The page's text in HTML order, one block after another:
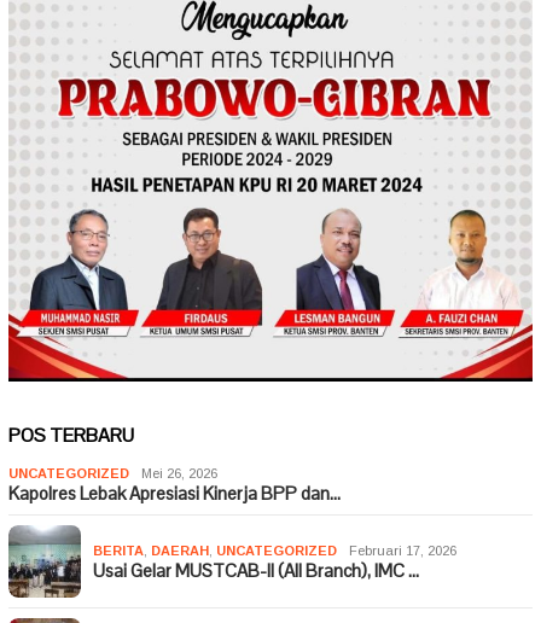
POS TERBARU
UNCATEGORIZED Mei 26, 2026
Kapolres Lebak Apresiasi Kinerja BPP dan…
BERITA DAERAH UNCATEGORIZED Februari 17, 2026
Usai Gelar MUSTCAB-II (All Branch), IMC …